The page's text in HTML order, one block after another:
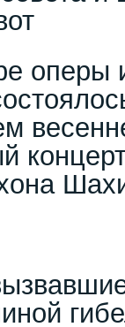
оперы